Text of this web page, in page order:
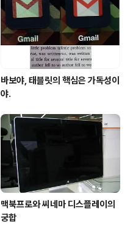
바보야, 태블릿의 핵심은 가독성이
야.
맥북프로와 씨네마 디스플레이의
궁합